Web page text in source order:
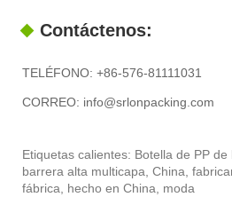
Contáctenos:
TELÉFONO: +86-576-81111031
CORREO: info@srlonpacking.com
Etiquetas calientes: Botella de PP
barrera alta multicapa, China,
fábrica, hecho en China, moda